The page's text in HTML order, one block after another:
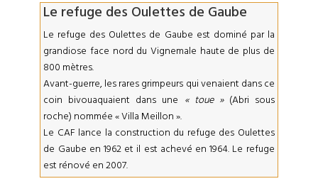
Le refuge des Oulettes de Gaube
Le refuge des Oulettes de Gaube est dominé par la
grandiose face nord du Vignemale haute de plus de
800 mètres.
Avant-guerre, les rares grimpeurs qui venaient dans ce
coin bivouaquaient dans une « toue »(Abri sous
roche) nommée « Villa Meillon ».
Le CAF lance la construction du refuge des Oulettes
de Gaube en 1962 et il est achevé en 1964. Le refuge
est rénové en 2007.